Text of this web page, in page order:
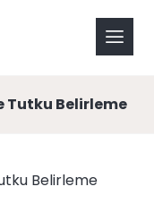
Tutku Belirleme